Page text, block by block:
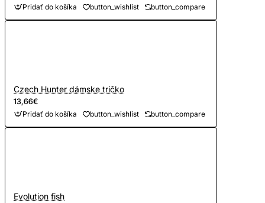
Pridať do košíka button_wishlist button_compare
Czech Hunter dámske tričko
13,66€
Pridať do košíka button_wishlist button_compare
Evolution fish